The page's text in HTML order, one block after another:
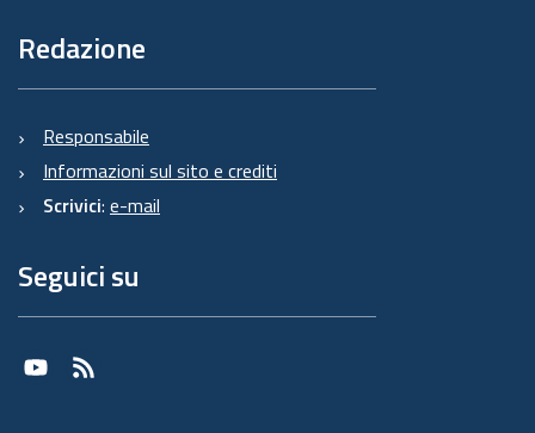
Redazione
Responsabile
Informazioni sul sito e crediti
Scrivici: e-mail
Seguici su
Youtube
RSS